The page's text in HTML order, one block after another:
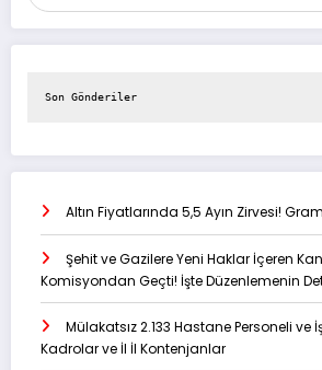
Son Gönderiler
Altın Fiyatlarında 5,5 Ayın Zirvesi! Gram
Şehit ve Gazilere Yeni Haklar İçeren
Komisyondan Geçti! İşte Düzenlemenin
Mülakatsız 2.133 Hastane Personeli ve
Kadrolar ve İl İl Kontenjanlar